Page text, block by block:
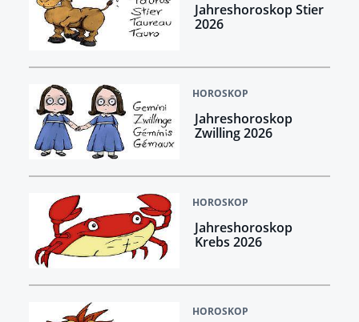
Jahreshoroskop Stier
2026
HOROSKOP
Jahreshoroskop
Zwilling 2026
HOROSKOP
Jahreshoroskop
Krebs 2026
HOROSKOP